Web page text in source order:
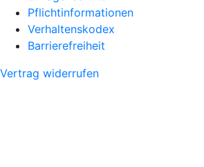
Pflichtinformationen
Verhaltenskodex
Barrierefreiheit
Vertrag widerrufen